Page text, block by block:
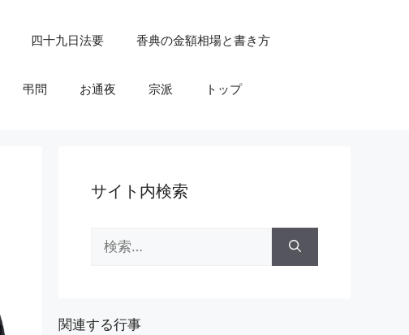
四十九日法要 香典の金額相場と書き方
弔問 お通夜 宗派 トップ
サイト内検索
索:
関連する行事